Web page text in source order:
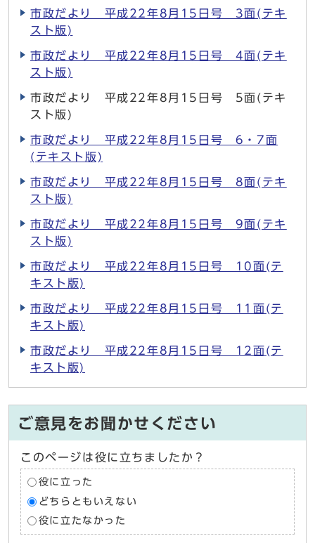
市政だより 平成22年8月15日号 3面(テキ
スト版)
市政だより 平成22年8月15日号 4面(テキ
スト版)
市政だより 平成22年8月15日号 5面(テキ
スト版)
市政だより 平成22年8月15日号 6・7面
(テキスト版)
市政だより 平成22年8月15日号 8面(テキ
スト版)
市政だより 平成22年8月15日号 9面(テキ
スト版)
市政だより 平成22年8月15日号 10面(テ
キスト版)
市政だより 平成22年8月15日号 11面(テ
キスト版)
市政だより 平成22年8月15日号 12面(テ
キスト版)
ご意見をお聞かせください
このページは役に立ちましたか？
役に立った
どちらともいえない
役に立たなかった